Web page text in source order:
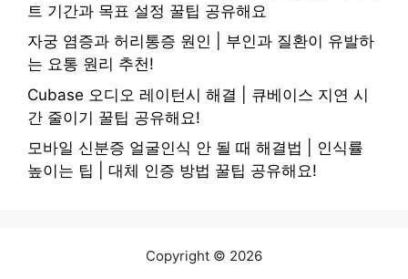
트 기간과 목표 설정 꿀팁 공유해요
자궁 염증과 허리통증 원인 | 부인과 질환이 유발하
는 요통 원리 추천!
Cubase 오디오 레이턴시 해결 | 큐베이스 지연 시
간 줄이기 꿀팁 공유해요!
모바일 신분증 얼굴인식 안 될 때 해결법 | 인식률
높이는 팁 | 대체 인증 방법 꿀팁 공유해요!
Copyright © 2026